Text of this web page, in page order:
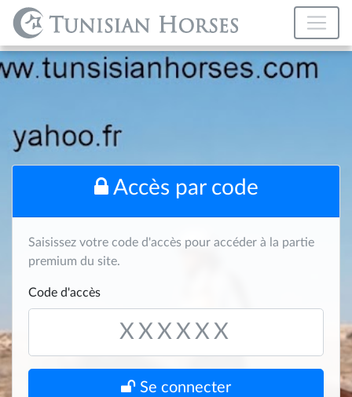
Accès par code
Saisissez votre code d'accès pour accéder à la partie
premium du site.
Code d'accès
Se connecter